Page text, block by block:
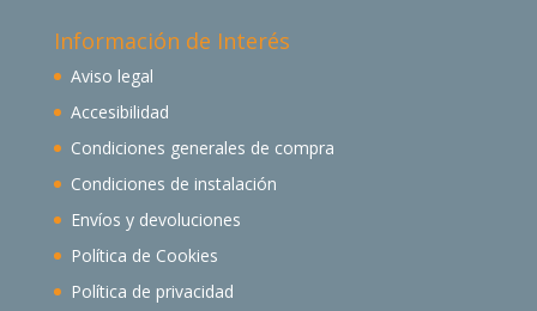
Información de Interés
Aviso legal
Accesibilidad
Condiciones generales de compra
Condiciones de instalación
Envíos y devoluciones
Política de Cookies
Política de privacidad